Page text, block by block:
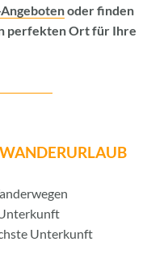
oder finden
perfekten Ort für Ihre
Unterkunft